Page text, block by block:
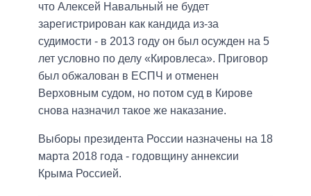
что Алексей Навальный не будет
зарегистрирован как кандида из-за
судимости - в 2013 году он был осужден на 5
лет условно по делу «Кировлеса». Приговор
был обжалован в ЕСПЧ и отменен
Верховным судом, но потом суд в Кирове
снова назначил такое же наказание.
Выборы президента России назначены на 18
марта 2018 года - годовщину аннексии
Крыма Россией.